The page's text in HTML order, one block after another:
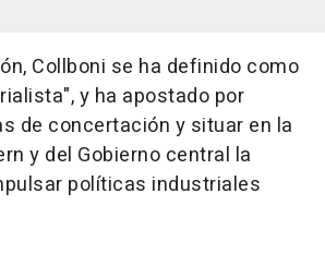
Collboni se ha definido como
y ha apostado por
de concertación y situar en la
y del Gobierno central la
políticas industriales